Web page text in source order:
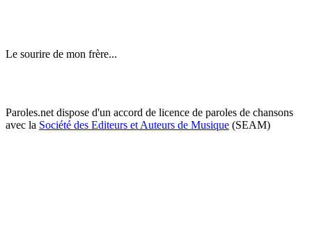
Le sourire de mon frère...
Paroles.net dispose d'un accord de licence de paroles de chansons
avec la Société des Editeurs et Auteurs de Musique (SEAM)